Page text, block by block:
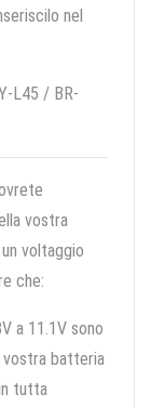
nel
L45 / BR-
vostra
voltaggio
che:
a 11.1V sono
vostra batteria
tutta